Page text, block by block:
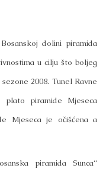
dolini piramida
u cilju što boljeg
2008. Tunel Ravne
piramide Mjeseca
Mjeseca je očišćena a
piramida Sunca“